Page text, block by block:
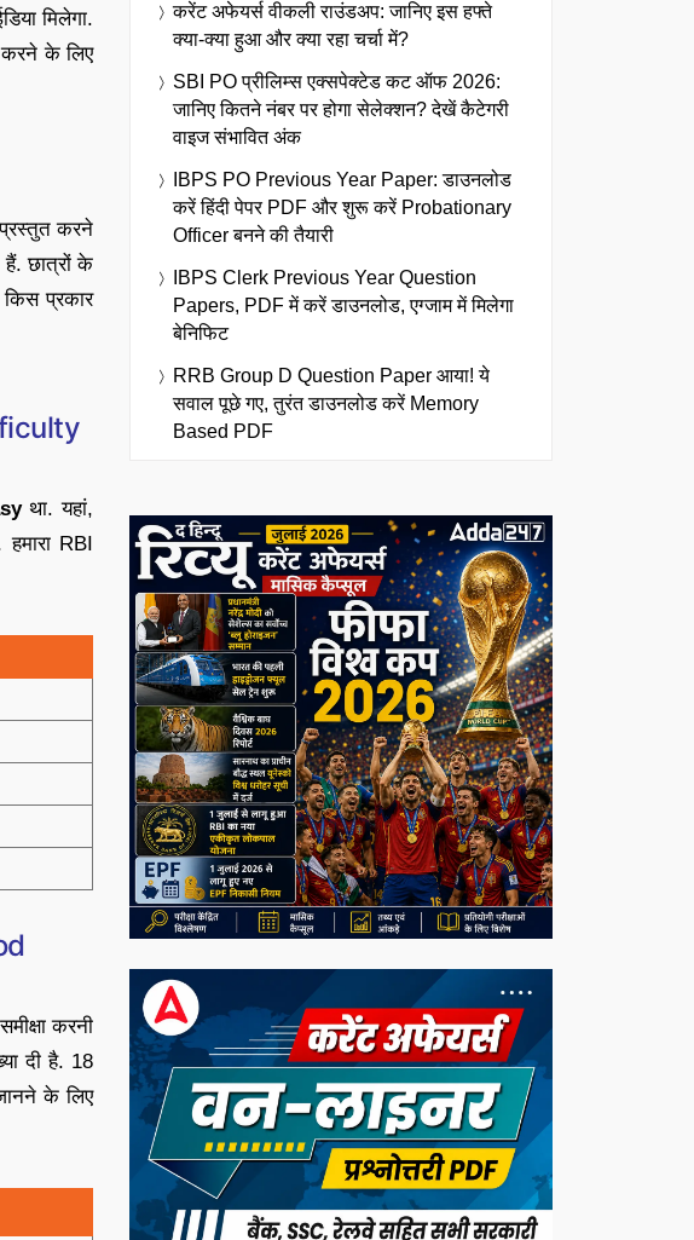
मिलेगा.
करने के लिए
करने
छात्रों के
प्रकार
था. यहां,
RBI
करनी
दी है. 18
के लिए
करेंट अफेयर्स वीकली राउंडअप: जानिए इस हफ्ते
क्या-क्या हुआ और क्या रहा चर्चा में?
SBI PO प्रीलिम्स एक्सपेक्टेड कट ऑफ 2026:
जानिए कितने नंबर पर होगा सेलेक्शन? देखें कैटेगरी
वाइज संभावित अंक
IBPS PO Previous Year Paper: डाउनलोड
करें हिंदी पेपर PDF और शुरू करें Probationary
Officer बनने की तैयारी
IBPS Clerk Previous Year Question
Papers, PDF में करें डाउनलोड, एग्जाम में मिलेगा
बेनिफिट
RRB Group D Question Paper आया! ये
सवाल पूछे गए, तुरंत डाउनलोड करें Memory
Based PDF